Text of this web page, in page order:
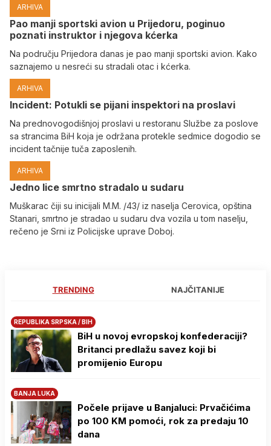
ARHIVA
Pao manji sportski avion u Prijedoru, poginuo
poznati instruktor i njegova kćerka
Na području Prijedora danas je pao manji sportski avion. Kako
saznajemo u nesreći su stradali otac i kćerka.
ARHIVA
Incident: Potukli se pijani inspektori na proslavi
Na prednovogodišnjoj proslavi u restoranu Službe za poslove
sa strancima BiH koja je održana protekle sedmice dogodio se
incident tačnije tuča zaposlenih.
ARHIVA
Јedno lice smrtno stradalo u sudaru
Muškarac čiji su inicijali M.M. /43/ iz naselja Cerovica, opština
Stanari, smrtno je stradao u sudaru dva vozila u tom naselju,
rečeno je Srni iz Policijske uprave Doboj.
TRENDING NAJČITANIJE
REPUBLIKA SRPSKA / BIH
BiH u novoj evropskoj konfederaciji?
Britanci predlažu savez koji bi
promijenio Europu
BANJA LUKA
Počele prijave u Banjaluci: Prvačićima
po 100 KM pomoći, rok za predaju 10
dana